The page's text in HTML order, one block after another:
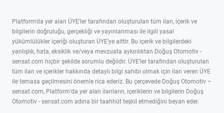
Platform'da yer alan ÜYE’ler tarafından oluşturulan tüm ilan, içerik ve
bilgilerin doğruluğu, gerçekliği ve yayınlanması ile ilgili yasal
yükümlülükler içeriği oluşturan ÜYE’ye aittir. Bu içerik ve bilgilerdeki
yanlışlık, hata, eksiklik ve/veya mevzuata aykırılıktan Doğuş Otomotiv -
sensat.com hiçbir şekilde sorumlu değildir. ÜYE’ler tarafından oluşturulan
tüm ilan ve içerikler hakkında detaylı bilgi sahibi olmak için ilan veren ÜYE
ile temasa geçilmesini önemle rica ederiz. Bu çerçevede Doğuş Otomotiv –
sensat.com, Platform’da yer alan ilanların, içeriklerin ve bilgilerin Doğuş
Otomotiv - sensat.com adına bir taahhüt teşkil etmediğini beyan eder.